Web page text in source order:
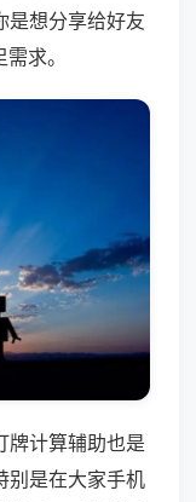
是想分享给好友
求。
牌计算辅助也是
别是在大家手机